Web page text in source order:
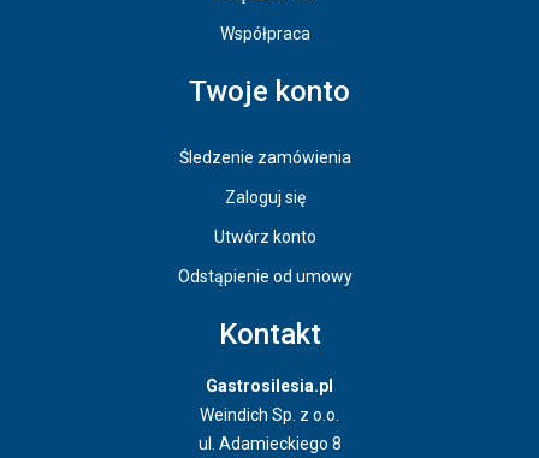
Współpraca
Twoje konto
Śledzenie zamówienia
Zaloguj się
Utwórz konto
Odstąpienie od umowy
Kontakt
Gastrosilesia.pl
Weindich Sp. z o.o.
ul. Adamieckiego 8